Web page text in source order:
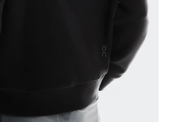
da parte mais estreita da cintura.
da parte mais larga do quadril.